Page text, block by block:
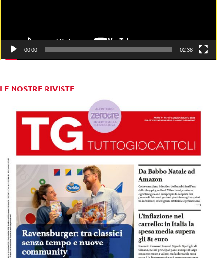
00:00 02:38
LE NOSTRE RIVISTE